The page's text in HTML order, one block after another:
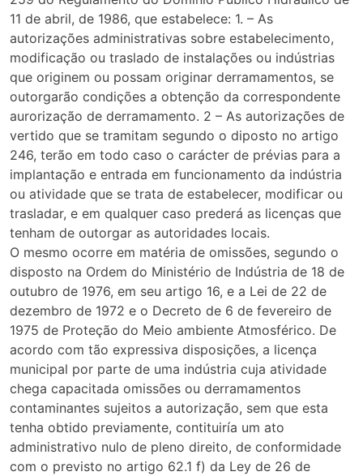
11 de abril, de 1986, que estabelece: 1. – As
autorizações administrativas sobre estabelecimento,
modificação ou traslado de instalações ou indústrias
que originem ou possam originar derramamentos, se
outorgarão condições a obtenção da correspondente
aurorização de derramamento. 2 – As autorizações de
vertido que se tramitam segundo o diposto no artigo
246, terão em todo caso o carácter de prévias para a
implantação e entrada em funcionamento da indústria
ou atividade que se trata de estabelecer, modificar ou
trasladar, e em qualquer caso prederá as licenças que
tenham de outorgar as autoridades locais.
O mesmo ocorre em matéria de omissões, segundo o
disposto na Ordem do Ministério de Indústria de 18 de
outubro de 1976, em seu artigo 16, e a Lei de 22 de
dezembro de 1972 e o Decreto de 6 de fevereiro de
1975 de Proteção do Meio ambiente Atmosférico. De
acordo com tão expressiva disposições, a licença
municipal por parte de uma indústria cuja atividade
chega capacitada omissões ou derramamentos
contaminantes sujeitos a autorização, sem que esta
tenha obtido previamente, contituiría um ato
administrativo nulo de pleno direito, de conformidade
com o previsto no artigo 62.1 f) da Ley de 26 de